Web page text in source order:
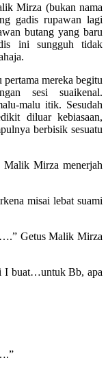
Mirza (bukan nama
gadis rupawan lagi
butang yang baru
ini sungguh tidak
mereka begitu
sesi suaikenal.
malu itik. Sesudah
diluar kebiasaan,
berbisik sesuatu
Malik Mirza menerjah
misai lebat suami
Getus Malik Mirza
I buat…untuk Bb, apa